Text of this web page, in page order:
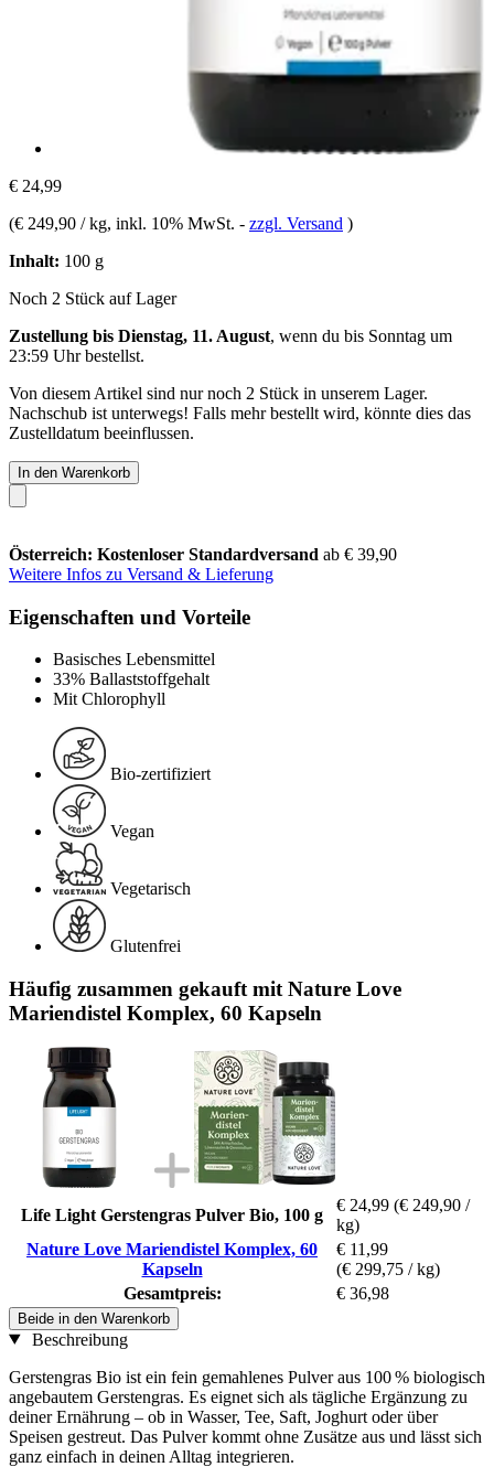
€ 24,99
(€ 249,90 / kg, inkl. 10% MwSt. - zzgl. Versand )
Inhalt: 100 g
Noch 2 Stück auf Lager
Zustellung bis Dienstag, 11. August, wenn du bis Sonntag um
23:59 Uhrbestellst.
Von diesem Artikel sind nur noch 2 Stück in unserem Lager.
Nachschub ist unterwegs! Falls mehr bestellt wird, könnte dies das
Zustelldatum beeinflussen.
In den Warenkorb
Österreich: Kostenloser Standardversand ab € 39,90
Weitere Infos zu Versand & Lieferung
Eigenschaften und Vorteile
Basisches Lebensmittel
33% Ballaststoffgehalt
Mit Chlorophyll
Bio-zertifiziert
Vegan
Vegetarisch
Glutenfrei
Häufig zusammen gekauft mit Nature Love
Mariendistel Komplex, 60 Kapseln
Life Light Gerstengras Pulver Bio, 100 g
€ 24,99 (€ 249,90 /
kg)
Nature Love Mariendistel Komplex, 60
Kapseln
€ 11,99
(€ 299,75 / kg)
Gesamtpreis:
€ 36,98
Beide in den Warenkorb
Beschreibung
Gerstengras Bio ist ein fein gemahlenes Pulver aus 100 % biologisch
angebautem Gerstengras. Es eignet sich als tägliche Ergänzung zu
deiner Ernährung – ob in Wasser, Tee, Saft, Joghurt oder über
Speisen gestreut. Das Pulver kommt ohne Zusätze aus und lässt sich
ganz einfach in deinen Alltag integrieren.